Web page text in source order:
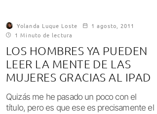
Yolanda Luque Loste
1 agosto, 2011
1 Minuto de lectura
LOS HOMBRES YA PUEDEN
LEER LA MENTE DE LAS
MUJERES GRACIAS AL IPAD
Quizás me he pasado un poco con el
título, pero es que ese es precisamente el